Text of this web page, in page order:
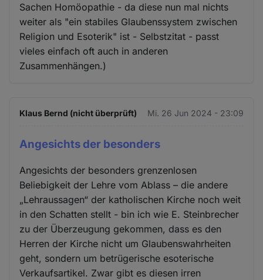
Sachen Homöopathie - da diese nun mal nichts
weiter als "ein stabiles Glaubenssystem zwischen
Religion und Esoterik" ist - Selbstzitat - passt
vieles einfach oft auch in anderen
Zusammenhängen.)
Klaus Bernd (nicht überprüft) Mi. 26 Jun 2024 - 23:09
Angesichts der besonders
Angesichts der besonders grenzenlosen
Beliebigkeit der Lehre vom Ablass – die andere
„Lehraussagen“ der katholischen Kirche noch weit
in den Schatten stellt - bin ich wie E. Steinbrecher
zu der Überzeugung gekommen, dass es den
Herren der Kirche nicht um Glaubenswahrheiten
geht, sondern um betrügerische esoterische
Verkaufsartikel. Zwar gibt es diesen irren